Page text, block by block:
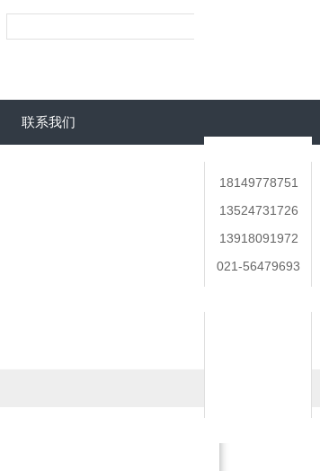
联系我们
18149778751
13524731726
13918091972
021-56479693